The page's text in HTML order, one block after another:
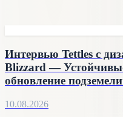
Интервью Tettles с
Blizzard —
обновление
10.08.2026